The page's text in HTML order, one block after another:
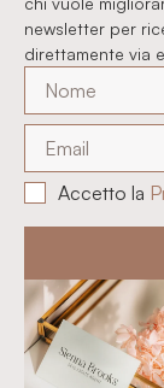
newsletter per
direttamente via
Accetto la